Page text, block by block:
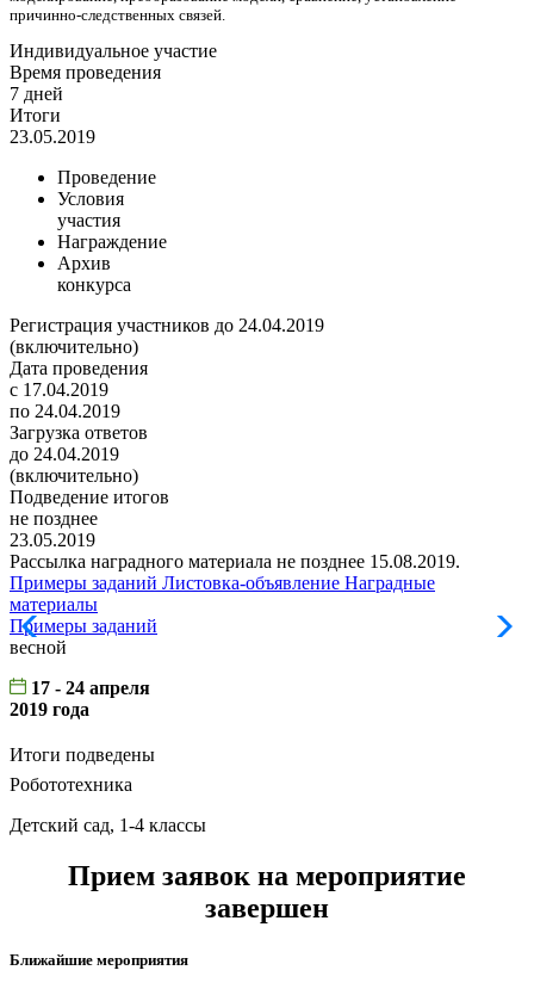
причинно-следственных связей.
Индивидуальное участие
Время проведения
7 дней
Итоги
23.05.2019
Проведение
Условия
участия
Награждение
Архив
конкурса
Регистрация участников до 24.04.2019
(включительно)
Дата проведения
с 17.04.2019
по 24.04.2019
Загрузка ответов
до 24.04.2019
(включительно)
Подведение итогов
не позднее
23.05.2019
Рассылка наградного материала не позднее 15.08.2019.
Примеры заданий Листовка-объявление Наградные
материалы
Примеры заданий
весной
17 - 24 апреля
2019 года
Итоги подведены
Робототехника
Детский сад, 1-4 классы
Прием заявок на мероприятие
завершен
Ближайшие мероприятия